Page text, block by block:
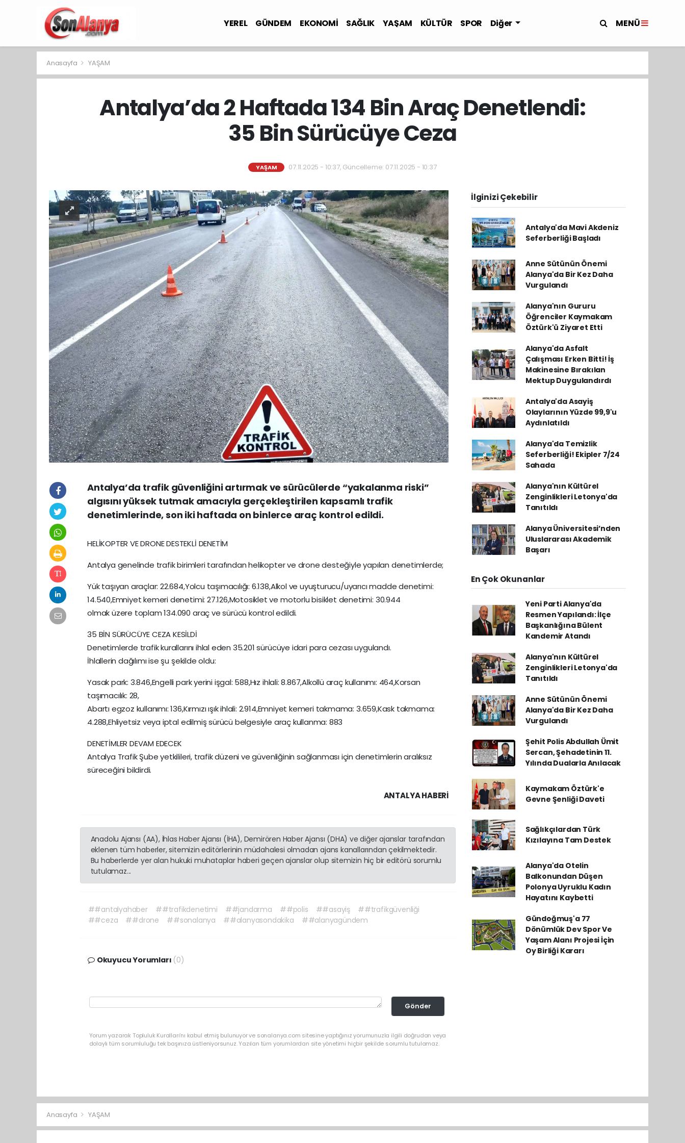
YEREL GÜNDEM EKONOMİ SAĞLIK YAŞAM KÜLTÜR SPOR Diğer MENÜ
Anasayfa YAŞAM
Antalya’da 2 Haftada 134 Bin Araç Denetlendi:
35 Bin Sürücüye Ceza
YAŞAM 07.11.2025 - 10:37, Güncelleme: 07.11.2025 - 10:37
Antalya’da trafik güvenliğini artırmak ve sürücülerde “yakalanma riski”
algısını yüksek tutmak amacıyla gerçekleştirilen kapsamlı trafik
denetimlerinde, son iki haftada on binlerce araç kontrol edildi.
HELİKOPTER VE DRONE DESTEKLİ DENETİM
Antalya genelinde trafik birimleri tarafından helikopter ve drone desteğiyle yapılan denetimlerde;
Yük taşıyan araçlar: 22.684,Yolcu taşımacılığı: 6.138,Alkol ve uyuşturucu/uyarıcı madde denetimi:
14.540,Emniyet kemeri denetimi: 27.126,Motosiklet ve motorlu bisiklet denetimi: 30.944
olmak üzere toplam 134.090 araç ve sürücü kontrol edildi.
35 BİN SÜRÜCÜYE CEZA KESİLDİ
Denetimlerde trafik kurallarını ihlal eden 35.201 sürücüye idari para cezası uygulandı.
İhlallerin dağılımı ise şu şekilde oldu:
Yasak park: 3.846,Engelli park yerini işgal: 588,Hız ihlali: 8.867,Alkollü araç kullanımı: 464,Korsan
taşımacılık: 28,
Abartı egzoz kullanımı: 136,Kırmızı ışık ihlali: 2.914,Emniyet kemeri takmama: 3.659,Kask takmama:
4.288,Ehliyetsiz veya iptal edilmiş sürücü belgesiyle araç kullanma: 883
DENETİMLER DEVAM EDECEK
Antalya Trafik Şube yetkilileri, trafik düzeni ve güvenliğinin sağlanması için denetimlerin aralıksız
süreceğini bildirdi.
ANTALYA HABERİ
Anadolu Ajansı (AA), İhlas Haber Ajansı (İHA), Demirören Haber Ajansı (DHA) ve diğer ajanslar tarafından
eklenen tüm haberler, sitemizin editörlerinin müdahalesi olmadan ajans kanallarından çekilmektedir.
Bu haberlerde yer alan hukuki muhataplar haberi geçen ajanslar olup sitemizin hiç bir editörü sorumlu
tutulamaz...
##antalyahaber ##trafikdenetimi ##jandarma ##polis ##asayiş
##trafikgüvenliği
##ceza
##drone ##sonalanya ##alanyasondakika ##alanyagündem
Okuyucu Yorumları (0)
Gönder
Yorum yazarak Topluluk Kuralları’nı kabul etmiş bulunuyor ve sonalanya.com sitesine yaptığınız yorumunuzla ilgili doğrudan veya
dolaylı tüm sorumluluğu tek başınıza üstleniyorsunuz. Yazılan tüm yorumlardan site yönetimi hiçbir şekilde sorumlu tutulamaz.
İlginizi Çekebilir
Antalya'da Mavi Akdeniz
Seferberliği Başladı
Anne Sütünün Önemi
Alanya'da Bir Kez Daha
Vurgulandı
Alanya'nın Gururu
Öğrenciler Kaymakam
Öztürk'ü Ziyaret Etti
Alanya'da Asfalt
Çalışması Erken Bitti! İş
Makinesine Bırakılan
Mektup Duygulandırdı
Antalya'da Asayiş
Olaylarının Yüzde 99,9'u
Aydınlatıldı
Alanya'da Temizlik
Seferberliği! Ekipler 7/24
Sahada
Alanya'nın Kültürel
Zenginlikleri Letonya'da
Tanıtıldı
Alanya Üniversitesi’nden
Uluslararası Akademik
Başarı
En Çok Okunanlar
Yeni Parti Alanya'da
Resmen Yapılandı: İlçe
Başkanlığına Bülent
Kandemir Atandı
Alanya'nın Kültürel
Zenginlikleri Letonya'da
Tanıtıldı
Anne Sütünün Önemi
Alanya'da Bir Kez Daha
Vurgulandı
Şehit Polis Abdullah Ümit
Sercan, Şehadetinin 11.
Yılında Dualarla Anılacak
Kaymakam Öztürk'e
Gevne Şenliği Daveti
Sağlıkçılardan Türk
Kızılayına Tam Destek
Alanya'da Otelin
Balkonundan Düşen
Polonya Uyruklu Kadın
Hayatını Kaybetti
Gündoğmuş'a 77
Dönümlük Dev Spor Ve
Yaşam Alanı Projesi İçin
Oy Birliği Kararı
Anasayfa YAŞAM